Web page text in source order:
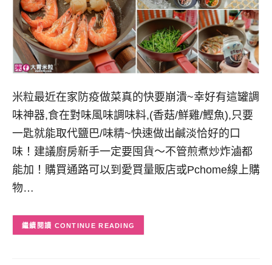
米粒最近在家防疫做菜真的快要崩潰~幸好有這罐調
味神器,食在對味風味調味料,(香菇/鮮雞/鰹魚),只要
一匙就能取代鹽巴/味精~快速做出鹹淡恰好的口
味！建議廚房新手一定要囤貨～不管煎煮炒炸滷都
能加！購買通路可以到愛買量販店或Pchome線上購
物…
CONTINUE READING